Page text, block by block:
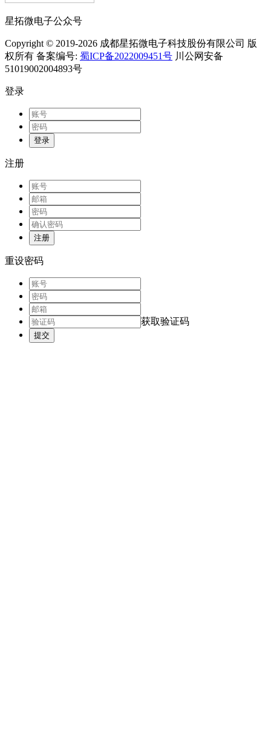
星拓微电子公众号
Copyright © 2019-2026 成都星拓微电子科技股份有限公司 版
权所有 备案编号: 蜀ICP备2022009451号 川公网安备
51019002004893号
登录
登录
注册
注册
重设密码
获取验证码
提交